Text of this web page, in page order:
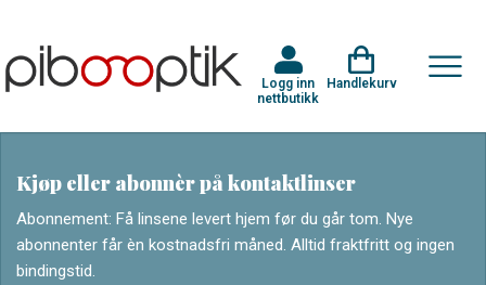
Logg inn
nettbutikk
Handlekurv
Kjøp eller abonnèr på kontaktlinser
Abonnement: Få linsene levert hjem før du går tom. Nye
abonnenter får èn kostnadsfri måned. Alltid fraktfritt og ingen
bindingstid.